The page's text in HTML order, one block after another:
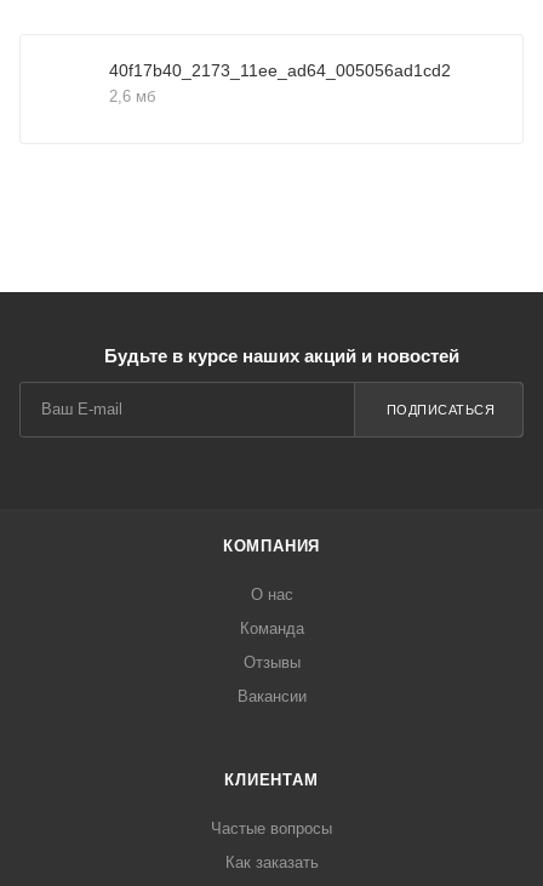
40f17b40_2173_11ee_ad64_005056ad1cd2
2,6 мб
Будьте в курсе наших акций и новостей
ПОДПИСАТЬСЯ
КОМПАНИЯ
О нас
Команда
Отзывы
Вакансии
КЛИЕНТАМ
Частые вопросы
Как заказать